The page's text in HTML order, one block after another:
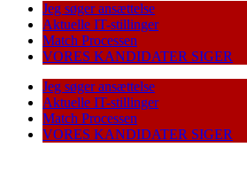
Jeg søger ansættelse
Aktuelle IT-stillinger
Match Processen
VORES KANDIDATER SIGER
Jeg søger ansættelse
Aktuelle IT-stillinger
Match Processen
VORES KANDIDATER SIGER